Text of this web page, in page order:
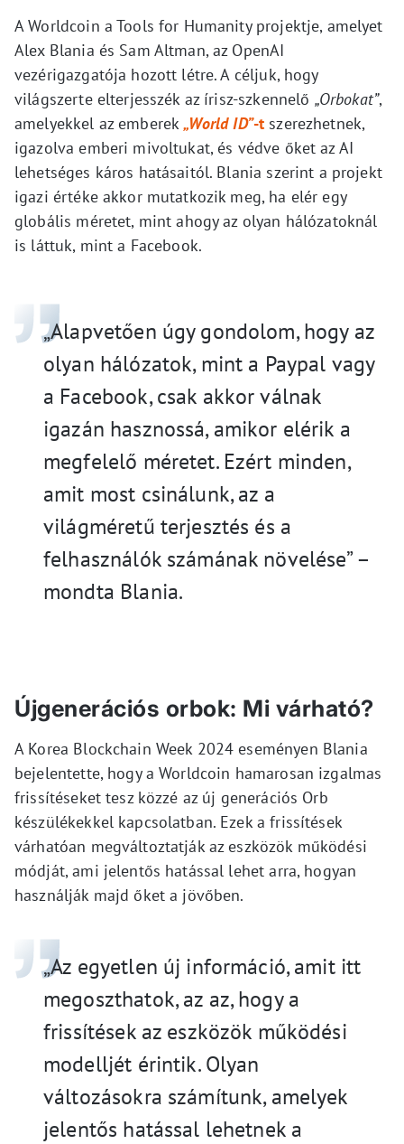
A Worldcoin a Tools for Humanity projektje, amelyet
Alex Blania és Sam Altman, az OpenAI
vezérigazgatója hozott létre. A céljuk, hogy
világszerte elterjesszék az írisz-szkennelő „Orbokat”,
amelyekkel az emberek„World ID”-t szerezhetnek,
igazolva emberi mivoltukat, és védve őket az AI
lehetséges káros hatásaitól. Blania szerint a projekt
igazi értéke akkor mutatkozik meg, ha elér egy
globális méretet, mint ahogy az olyan hálózatoknál
is láttuk, mint a Facebook.
„Alapvetően úgy gondolom, hogy az
olyan hálózatok, mint a Paypal vagy
a Facebook, csak akkor válnak
igazán hasznossá, amikor elérik a
megfelelő méretet. Ezért minden,
amit most csinálunk, az a
világméretű terjesztés és a
felhasználók számának növelése” –
mondta Blania.
Újgenerációs orbok: Mi várható?
A Korea Blockchain Week 2024 eseményen Blania
bejelentette, hogy a Worldcoin hamarosan izgalmas
frissítéseket tesz közzé az új generációs Orb
készülékekkel kapcsolatban. Ezek a frissítések
várhatóan megváltoztatják az eszközök működési
módját, ami jelentős hatással lehet arra, hogyan
használják majd őket a jövőben.
„Az egyetlen új információ, amit itt
megoszthatok, az az, hogy a
frissítések az eszközök működési
modelljét érintik. Olyan
változásokra számítunk, amelyek
jelentős hatással lehetnek a